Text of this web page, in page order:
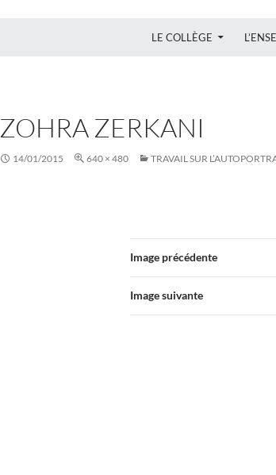
LE COLLÈGE
ZOHRA ZERKANI
14/01/2015 640 × 480 TRAVAIL SUR
Image précédente
Image suivante